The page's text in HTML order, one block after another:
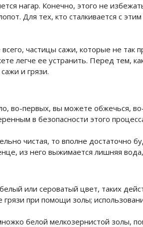
нагар. Конечно, этого не
Для тех, кто сталкивается с
частицы сажи, которые не
легче ее устранить. Перед тем,
и грязи.
во-первых, вы можете обжечься,
в безопасности этого
чистая, то вполне достаточно
из него выжимается лишняя
или сероватый цвет, таких
при помощи золы;
белой мелкозернистой золы,